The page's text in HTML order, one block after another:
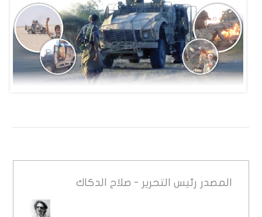
المصدر رئيس التحرير - صلاح الدكاك